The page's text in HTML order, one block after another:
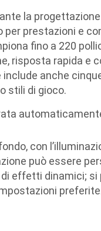
la
prestazioni e
fino a 220
risposta rapida e
anche
stili di gioco.
con
può essere
effetti dinamici; si